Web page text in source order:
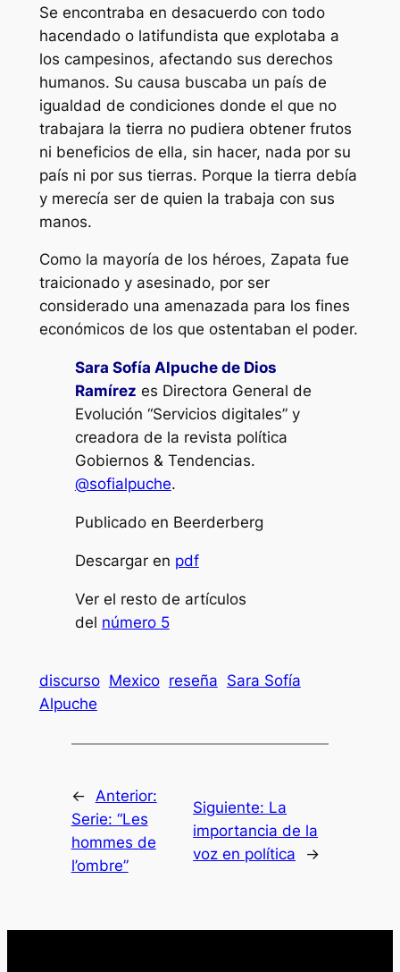
Se encontraba en desacuerdo con todo
hacendado o latifundista que explotaba a
los campesinos, afectando sus derechos
humanos. Su causa buscaba un país de
igualdad de condiciones donde el que no
trabajara la tierra no pudiera obtener frutos
ni beneficios de ella, sin hacer, nada por su
país ni por sus tierras. Porque la tierra debía
y merecía ser de quien la trabaja con sus
manos.
Como la mayoría de los héroes, Zapata fue
traicionado y asesinado, por ser
considerado una amenazada para los fines
económicos de los que ostentaban el poder.
Sara Sofía Alpuche de Dios
Ramírez es Directora General de
Evolución “Servicios digitales” y
creadora de la revista política
Gobiernos & Tendencias.
@sofialpuche.
Publicado en Beerderberg
Descargar en pdf
Ver el resto de artículos
del número 5
discurso Mexico reseña Sara Sofía
Alpuche
← Anterior:
Serie: “Les
hommes de
l’ombre”
Siguiente: La
importancia de la
voz en política
→